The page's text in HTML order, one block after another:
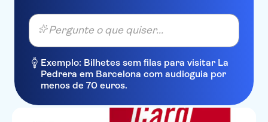
Pergunte o que quiser...
Exemplo: Bilhetes sem filas para visitar La
Pedrera em Barcelona com audioguia por
menos de 70 euros.